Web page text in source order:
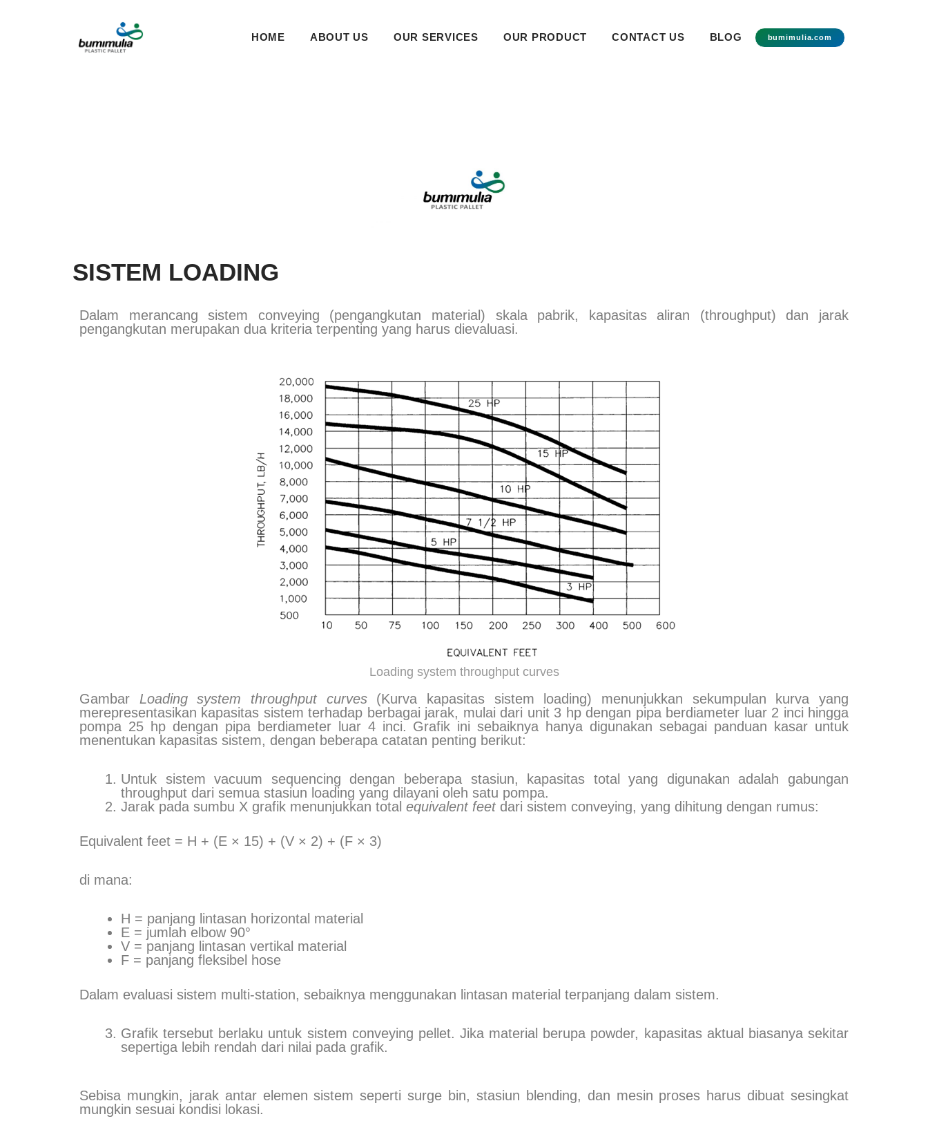
HOME ABOUT US OUR SERVICES OUR PRODUCT CONTACT US BLOG bumimulia.com
SISTEM LOADING
Dalam merancang sistem conveying (pengangkutan material) skala pabrik, kapasitas aliran (throughput) dan jarak
pengangkutan merupakan dua kriteria terpenting yang harus dievaluasi.
Loading system throughput curves
Gambar Loading system throughput curves(Kurva kapasitas sistem loading) menunjukkan sekumpulan kurva yang
merepresentasikan kapasitas sistem terhadap berbagai jarak, mulai dari unit 3 hp dengan pipa berdiameter luar 2 inci hingga
pompa 25 hp dengan pipa berdiameter luar 4 inci. Grafik ini sebaiknya hanya digunakan sebagai panduan kasar untuk
menentukan kapasitas sistem, dengan beberapa catatan penting berikut:
Untuk sistem vacuum sequencing dengan beberapa stasiun, kapasitas total yang digunakan adalah gabungan
throughput dari semua stasiun loading yang dilayani oleh satu pompa.
Jarak pada sumbu X grafik menunjukkan total equivalent feet dari sistem conveying, yang dihitung dengan rumus:
Equivalent feet = H + (E × 15) + (V × 2) + (F × 3)
di mana:
H = panjang lintasan horizontal material
E = jumlah elbow 90°
V = panjang lintasan vertikal material
F = panjang fleksibel hose
Dalam evaluasi sistem multi-station, sebaiknya menggunakan lintasan material terpanjang dalam sistem.
Grafik tersebut berlaku untuk sistem conveying pellet. Jika material berupa powder, kapasitas aktual biasanya sekitar
sepertiga lebih rendah dari nilai pada grafik.
Sebisa mungkin, jarak antar elemen sistem seperti surge bin, stasiun blending, dan mesin proses harus dibuat sesingkat
mungkin sesuai kondisi lokasi.